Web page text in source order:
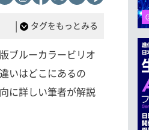
| タグをもっとみる
ブルーカラービリオ
いはどこにあるの
に詳しい筆者が解説